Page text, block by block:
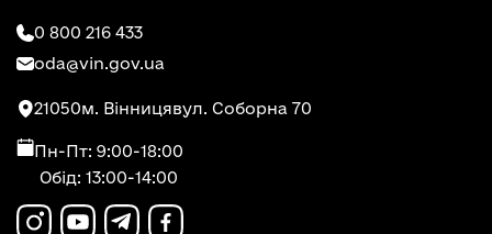
0 800 216 433
oda@vin.gov.ua
21050м. Вінницявул. Соборна 70
Пн-Пт: 9:00-18:00
Обід: 13:00-14:00